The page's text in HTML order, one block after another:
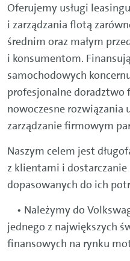
Oferujemy usługi
i zarządzania flotą
średnim oraz małym
i konsumentom.
samochodowych
profesjonalne doradztwo
nowoczesne
zarządzanie firmowym
Naszym celem jest
z klientami i dostarczanie
dopasowanych do ich
• Należymy do
jednego z największych
finansowych na rynku